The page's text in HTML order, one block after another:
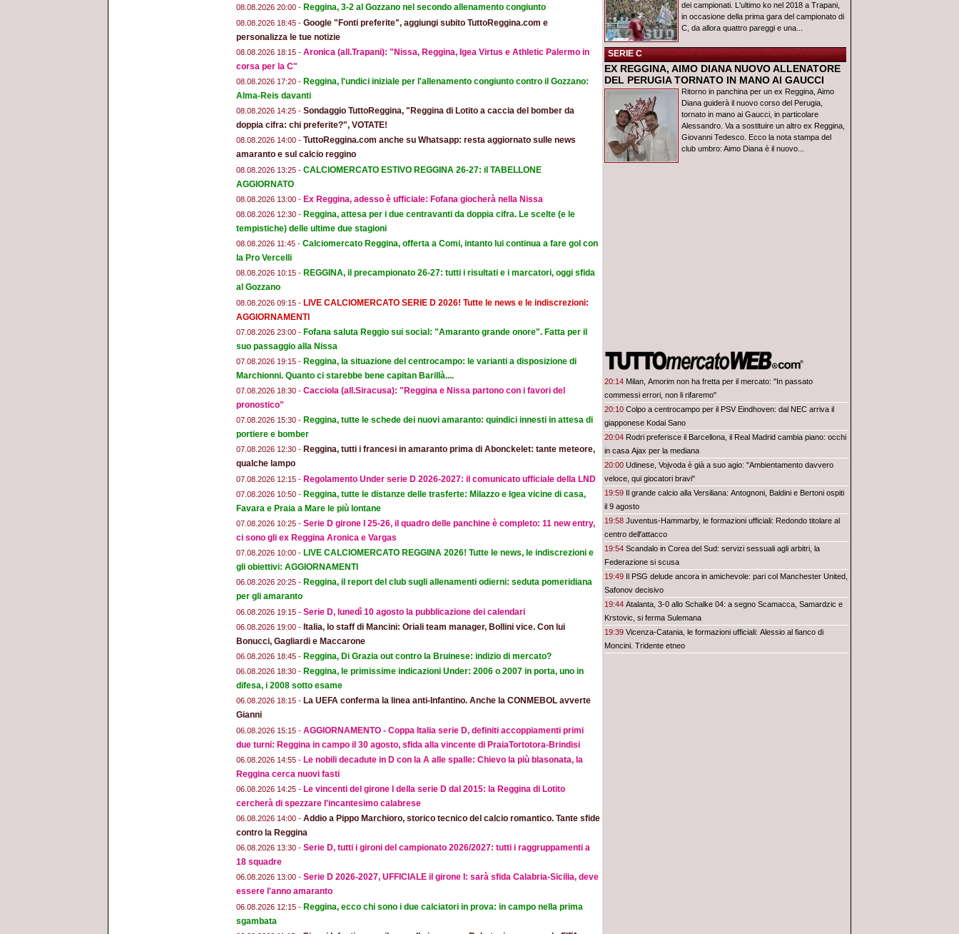
08.08.2026 20:00 - Reggina, 3-2 al Gozzano nel secondo allenamento congiunto
08.08.2026 18:45 - Google "Fonti preferite", aggiungi subito TuttoReggina.com e
personalizza le tue notizie
08.08.2026 18:15 - Aronica (all.Trapani): "Nissa, Reggina, Igea Virtus e Athletic Palermo in
corsa per la C"
08.08.2026 17:20 - Reggina, l'undici iniziale per l'allenamento congiunto contro il Gozzano:
Alma-Reis davanti
08.08.2026 14:25 - Sondaggio TuttoReggina, "Reggina di Lotito a caccia del bomber da
doppia cifra: chi preferite?", VOTATE!
08.08.2026 14:00 - TuttoReggina.com anche su Whatsapp: resta aggiornato sulle news
amaranto e sul calcio reggino
08.08.2026 13:25 - CALCIOMERCATO ESTIVO REGGINA 26-27: il TABELLONE
AGGIORNATO
08.08.2026 13:00 - Ex Reggina, adesso è ufficiale: Fofana giocherà nella Nissa
08.08.2026 12:30 - Reggina, attesa per i due centravanti da doppia cifra. Le scelte (e le
tempistiche) delle ultime due stagioni
08.08.2026 11:45 - Calciomercato Reggina, offerta a Comi, intanto lui continua a fare gol con
la Pro Vercelli
08.08.2026 10:15 - REGGINA, il precampionato 26-27: tutti i risultati e i marcatori, oggi sfida
al Gozzano
08.08.2026 09:15 - LIVE CALCIOMERCATO SERIE D 2026! Tutte le news e le indiscrezioni:
AGGIORNAMENTI
07.08.2026 23:00 - Fofana saluta Reggio sui social: "Amaranto grande onore". Fatta per il
suo passaggio alla Nissa
07.08.2026 19:15 - Reggina, la situazione del centrocampo: le varianti a disposizione di
Marchionni. Quanto ci starebbe bene capitan Barillà....
07.08.2026 18:30 - Cacciola (all.Siracusa): "Reggina e Nissa partono con i favori del
pronostico"
07.08.2026 15:30 - Reggina, tutte le schede dei nuovi amaranto: quindici innesti in attesa di
portiere e bomber
07.08.2026 12:30 - Reggina, tutti i francesi in amaranto prima di Abonckelet: tante meteore,
qualche lampo
07.08.2026 12:15 - Regolamento Under serie D 2026-2027: il comunicato ufficiale della LND
07.08.2026 10:50 - Reggina, tutte le distanze delle trasferte: Milazzo e Igea vicine di casa,
Favara e Praia a Mare le più lontane
07.08.2026 10:25 - Serie D girone I 25-26, il quadro delle panchine è completo: 11 new entry,
ci sono gli ex Reggina Aronica e Vargas
07.08.2026 10:00 - LIVE CALCIOMERCATO REGGINA 2026! Tutte le news, le indiscrezioni e
gli obiettivi: AGGIORNAMENTI
06.08.2026 20:25 - Reggina, il report del club sugli allenamenti odierni: seduta pomeridiana
per gli amaranto
06.08.2026 19:15 - Serie D, lunedì 10 agosto la pubblicazione dei calendari
06.08.2026 19:00 - Italia, lo staff di Mancini: Oriali team manager, Bollini vice. Con lui
Bonucci, Gagliardi e Maccarone
06.08.2026 18:45 - Reggina, Di Grazia out contro la Bruinese: indizio di mercato?
06.08.2026 18:30 - Reggina, le primissime indicazioni Under: 2006 o 2007 in porta, uno in
difesa, i 2008 sotto esame
06.08.2026 18:15 - La UEFA conferma la linea anti-Infantino. Anche la CONMEBOL avverte
Gianni
06.08.2026 15:15 - AGGIORNAMENTO - Coppa Italia serie D, definiti accoppiamenti primi
due turni: Reggina in campo il 30 agosto, sfida alla vincente di PraiaTortotora-Brindisi
06.08.2026 14:55 - Le nobili decadute in D con la A alle spalle: Chievo la più blasonata, la
Reggina cerca nuovi fasti
06.08.2026 14:25 - Le vincenti del girone I della serie D dal 2015: la Reggina di Lotito
cercherà di spezzare l'incantesimo calabrese
06.08.2026 14:00 - Addio a Pippo Marchioro, storico tecnico del calcio romantico. Tante sfide
contro la Reggina
06.08.2026 13:30 - Serie D, tutti i gironi del campionato 2026/2027: tutti i raggruppamenti a
18 squadre
06.08.2026 13:00 - Serie D 2026-2027, UFFICIALE il girone I: sarà sfida Calabria-Sicilia, deve
essere l'anno amaranto
06.08.2026 12:15 - Reggina, ecco chi sono i due calciatori in prova: in campo nella prima
sgambata
dei campionati. L'ultimo ko nel 2018 a Trapani,
in occasione della prima gara del campionato di
C, da allora quattro pareggi e una...
SERIE C
EX REGGINA, AIMO DIANA NUOVO ALLENATORE
DEL PERUGIA TORNATO IN MANO AI GAUCCI
Ritorno in panchina per un ex Reggina, Aimo
Diana guiderà il nuovo corso del Perugia,
tornato in mano ai Gaucci, in particolare
Alessandro. Va a sostituire un altro ex Reggina,
Giovanni Tedesco. Ecco la nota stampa del
club umbro: Aimo Diana è il nuovo...
20:14 Milan, Amorim non ha fretta per il mercato: "In passato
commessi errori, non li rifaremo"
20:10 Colpo a centrocampo per il PSV Eindhoven: dal NEC arriva il
giapponese Kodai Sano
20:04 Rodri preferisce il Barcellona, il Real Madrid cambia piano: occhi
in casa Ajax per la mediana
20:00 Udinese, Vojvoda è già a suo agio: "Ambientamento davvero
veloce, qui giocatori bravi"
19:59 Il grande calcio alla Versiliana: Antognoni, Baldini e Bertoni ospiti
il 9 agosto
19:58 Juventus-Hammarby, le formazioni ufficiali: Redondo titolare al
centro dell'attacco
19:54 Scandalo in Corea del Sud: servizi sessuali agli arbitri, la
Federazione si scusa
19:49 Il PSG delude ancora in amichevole: pari col Manchester United,
Safonov decisivo
19:44 Atalanta, 3-0 allo Schalke 04: a segno Scamacca, Samardzic e
Krstovic, si ferma Sulemana
19:39 Vicenza-Catania, le formazioni ufficiali: Alessio al fianco di
Moncini. Tridente etneo